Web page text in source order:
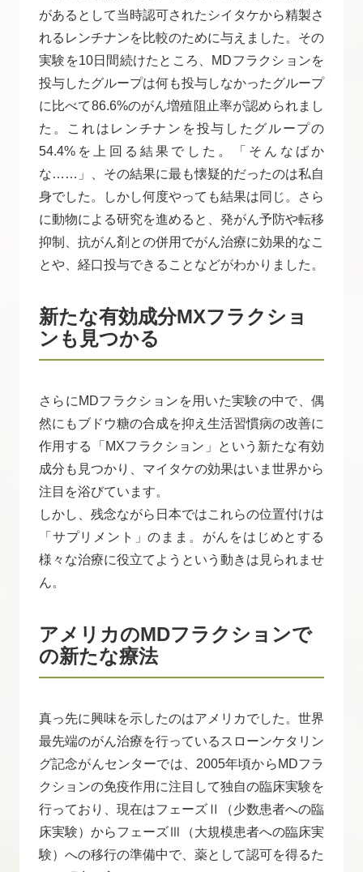
があるとして当時認可されたシイタケから精製さ
れるレンチナンを比較のために与えました。その
実験を10日間続けたところ、MDフラクションを
投与したグループは何も投与しなかったグループ
に比べて86.6%のがん増殖阻止率が認められまし
た。これはレンチナンを投与したグループの
54.4%を上回る結果でした。「そんなばか
な……」、その結果に最も懐疑的だったのは私自
身でした。しかし何度やっても結果は同じ。さら
に動物による研究を進めると、発がん予防や転移
抑制、抗がん剤との併用でがん治療に効果的なこ
とや、経口投与できることなどがわかりました。
新たな有効成分MXフラクショ
ンも見つかる
さらにMDフラクションを用いた実験の中で、偶
然にもブドウ糖の合成を抑え生活習慣病の改善に
作用する「MXフラクション」という新たな有効
成分も見つかり、マイタケの効果はいま世界から
注目を浴びています。
しかし、残念ながら日本ではこれらの位置付けは
「サプリメント」のまま。がんをはじめとする
様々な治療に役立てようという動きは見られませ
ん。
アメリカのMDフラクションで
の新たな療法
真っ先に興味を示したのはアメリカでした。世界
最先端のがん治療を行っているスローンケタリン
グ記念がんセンターでは、2005年頃からMDフラ
クションの免疫作用に注目して独自の臨床実験を
行っており、現在はフェーズⅡ（少数患者への臨
床実験）からフェーズⅢ（大規模患者への臨床実
験）への移行の準備中で、薬として認可を得るた